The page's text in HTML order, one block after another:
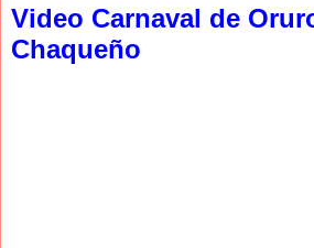
Video Carnaval de
Chaqueño